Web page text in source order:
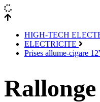
HIGH-TECH
ELECTRICITE
Prises allume-cigare